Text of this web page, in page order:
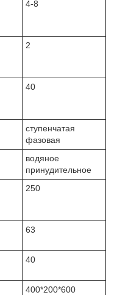
4-8
2
40
ступенчатая
фазовая
водяное
принудительное
250
63
40
400*200*600